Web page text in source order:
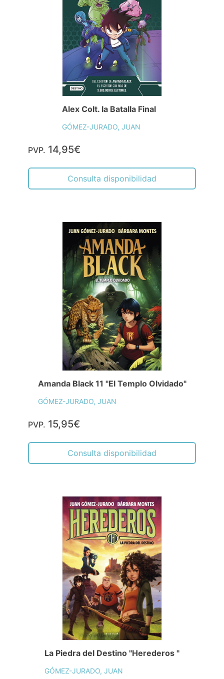
Alex Colt. la Batalla Final
GÓMEZ-JURADO, JUAN
PVP. 14,95€
Consulta disponibilidad
Amanda Black 11 "El Templo Olvidado"
GÓMEZ-JURADO, JUAN
PVP. 15,95€
Consulta disponibilidad
La Piedra del Destino "Herederos "
GÓMEZ-JURADO, JUAN